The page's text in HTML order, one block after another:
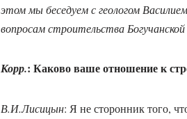
этом мы беседуем с геологом
вопросам строительства
Корр.: Каково ваше отношение к
В.И.Лисицын: Я не сторонник того,